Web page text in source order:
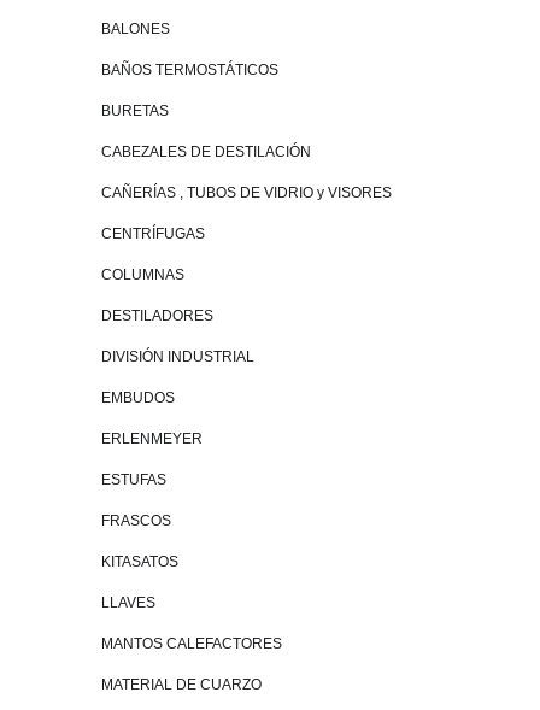
BALONES
BAÑOS TERMOSTÁTICOS
BURETAS
CABEZALES DE DESTILACIÓN
CAÑERÍAS , TUBOS DE VIDRIO y VISORES
CENTRÍFUGAS
COLUMNAS
DESTILADORES
DIVISIÓN INDUSTRIAL
EMBUDOS
ERLENMEYER
ESTUFAS
FRASCOS
KITASATOS
LLAVES
MANTOS CALEFACTORES
MATERIAL DE CUARZO